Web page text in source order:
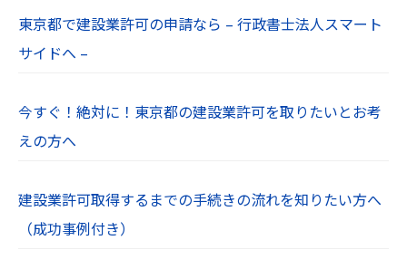
ません。
お使いのWebブラウザの設定により、cookieを無
効にすることも可能です。
【１０．プライバシーポリシーの制定日及び改定
制定：令和６年７月１日
【１１．免責事項】
当社Webサイトに掲載されている情報の正確性に
は万全を期していますが、利用者が当社Webサイ
東京都で建設業許可の申請なら – 行政書士法人スマート
サイドへ –
今すぐ！絶対に！東京都の建設業許可を取りたいとお考
えの方へ
建設業許可取得するまでの手続きの流れを知りたい方へ
（成功事例付き）